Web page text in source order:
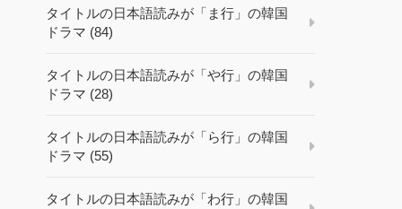
タイトルの日本語読みが「ま行」の韓国
ドラマ (84)
タイトルの日本語読みが「や行」の韓国
ドラマ (28)
タイトルの日本語読みが「ら行」の韓国
ドラマ (55)
タイトルの日本語読みが「わ行」の韓国